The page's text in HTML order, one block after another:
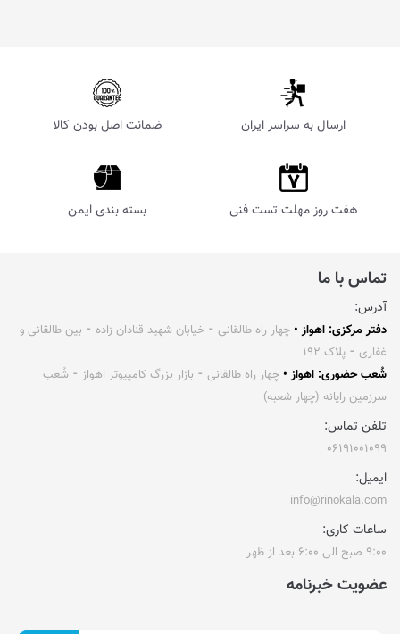
ارسال به سراسر ایران ضمانت اصل بودن کالا
هفت روز مهلت تست فنی بسته بندی ایمن
تماس با ما
آدرس:
دفتر مرکزی: اهواز • چهار راه طالقانی ⁃ خیابان شهید قنادان زاده ⁃ بین طالقانی و
غفاری ⁃ پلاک ۱۹۲
شُعب حضوری: اهواز • چهار راه طالقانی ⁃ بازار بزرگ کامپیوتر اهواز ⁃ شُعب
سرزمین رایانه (چهار شعبه)
تلفن تماس:
۰۶۱۹۱۰۰۱۰۹۹
ایمیل:
info@rinokala.com
ساعات کاری:
۹:۰۰ صبح الی ۶:۰۰ بعد از ظهر
عضویت خبرنامه